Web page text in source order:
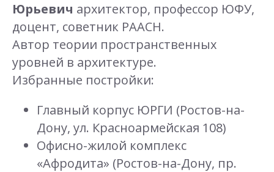
Юрьевич архитектор, профессор ЮФУ,
доцент, советник РААСН.
Автор теории пространственных
уровней в архитектуре.
Избранные постройки:
Главный корпус ЮРГИ (Ростов-на-
Дону, ул. Красноармейская 108)
Офисно-жилой комплекс
«Афродита» (Ростов-на-Дону, пр.